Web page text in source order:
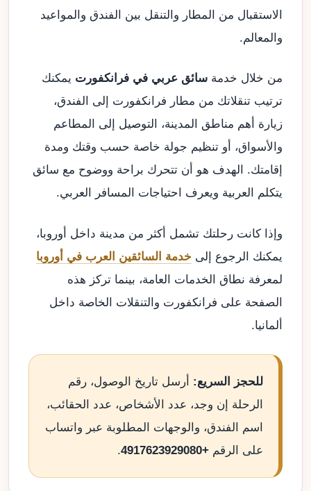
الاستقبال من المطار والتنقل بين الفندق والمواعيد
والمعالم.
من خلال خدمة سائق عربي في فرانكفورت يمكنك
ترتيب تنقلاتك من مطار فرانكفورت إلى الفندق،
زيارة أهم مناطق المدينة، التوصيل إلى المطاعم
والأسواق، أو تنظيم جولة خاصة حسب وقتك ومدة
إقامتك. الهدف هو أن تتحرك براحة ووضوح مع سائق
يتكلم العربية ويعرف احتياجات المسافر العربي.
وإذا كانت رحلتك تشمل أكثر من مدينة داخل أوروبا،
يمكنك الرجوع إلى خدمة السائقين العرب في أوروبا
لمعرفة نطاق الخدمات العامة، بينما تركز هذه
الصفحة على فرانكفورت والتنقلات الخاصة داخل
ألمانيا.
للحجز السريع: أرسل تاريخ الوصول، رقم
الرحلة إن وجد، عدد الأشخاص، عدد الحقائب،
اسم الفندق، والوجهات المطلوبة عبر واتساب
على الرقم +4917623929080
.